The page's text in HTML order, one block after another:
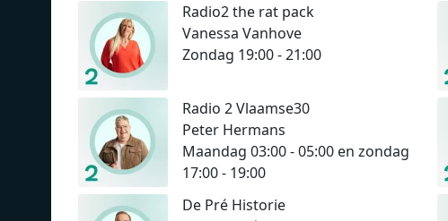
Radio2 the rat pack
Vanessa Vanhove
Zondag 19:00 - 21:00
Radio 2 Vlaamse30
Peter Hermans
Maandag 03:00 - 05:00 en zondag
17:00 - 19:00
De Pré Historie